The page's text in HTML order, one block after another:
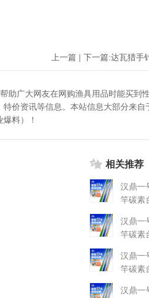
上一篇 | 下一篇:
助广大网友在网购渔具用品时能买到
价资讯等信息。本站信息大部分来
料）！
相关推荐
汉鼎一
竿碳素
汉鼎一
竿碳素
汉鼎一
竿碳素
汉鼎一